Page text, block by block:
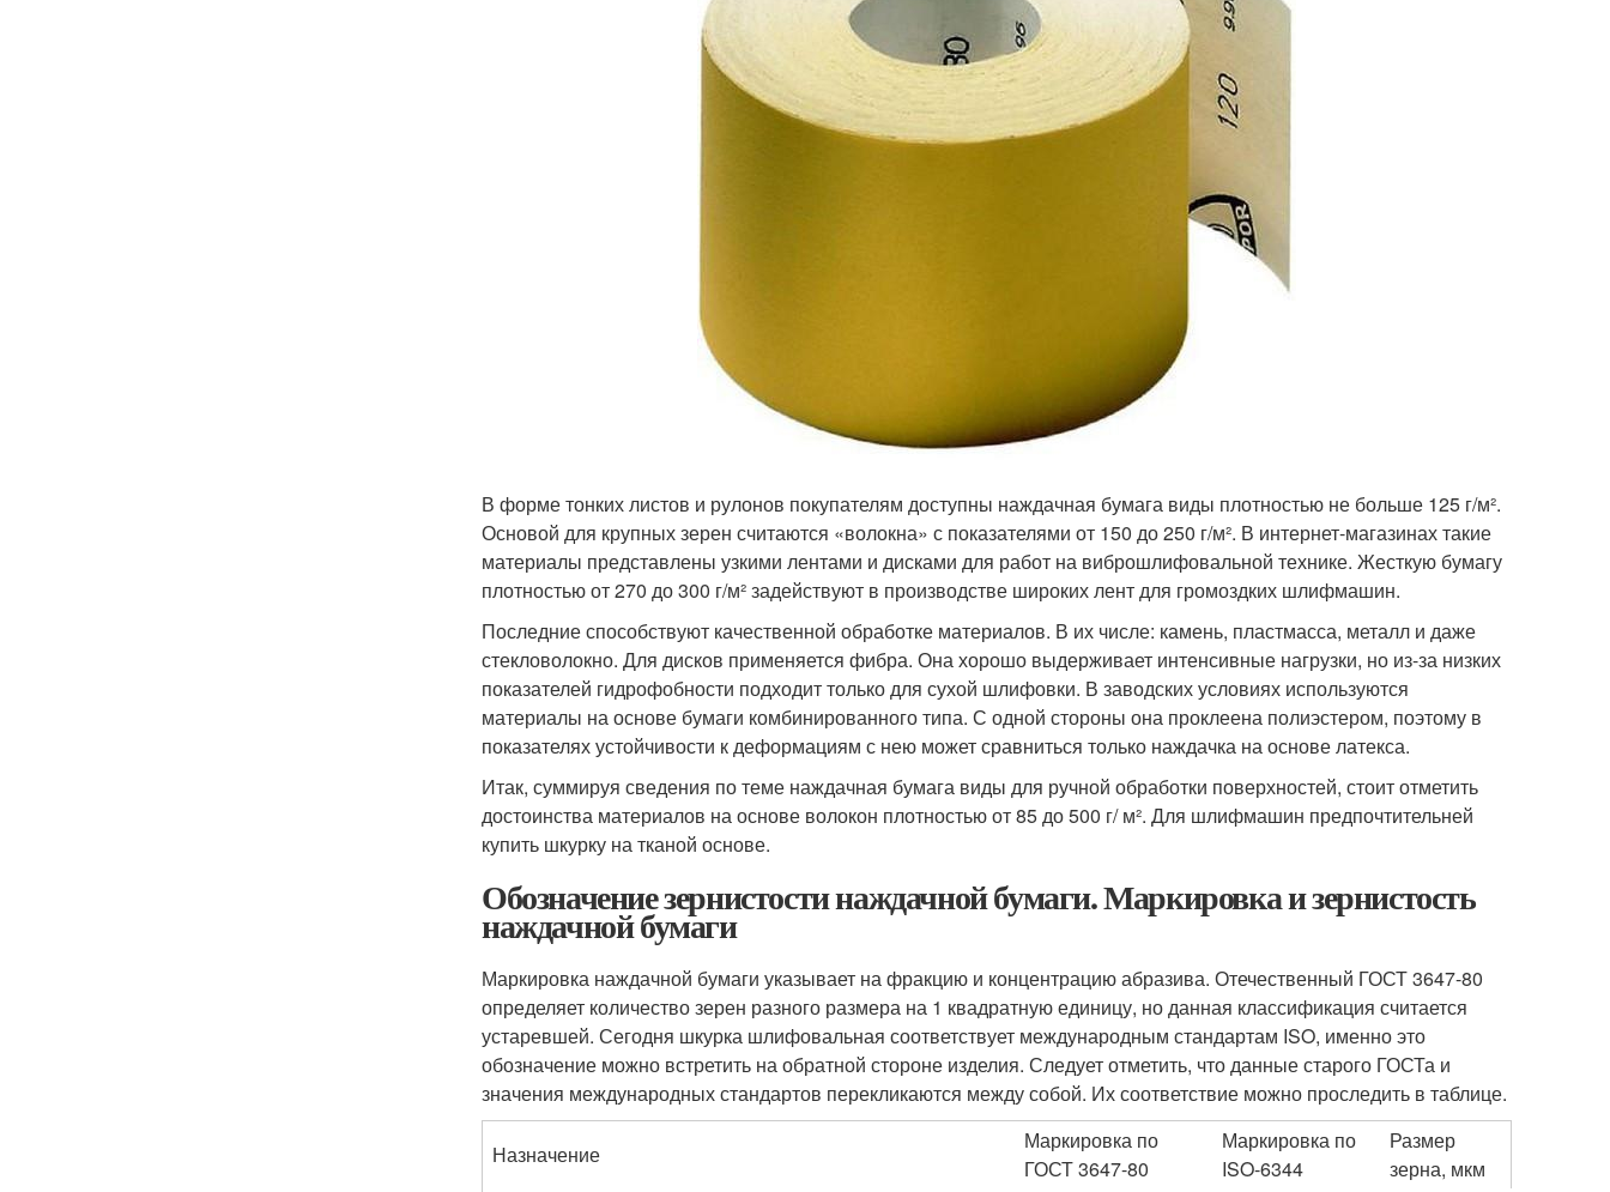
В форме тонких листов и рулонов покупателям доступны наждачная бумага виды плотностью не больше 125 г/м².
Основой для крупных зерен считаются «волокна» с показателями от 150 до 250 г/м². В интернет-магазинах такие
материалы представлены узкими лентами и дисками для работ на виброшлифовальной технике. Жесткую бумагу
плотностью от 270 до 300 г/м² задействуют в производстве широких лент для громоздких шлифмашин.
Последние способствуют качественной обработке материалов. В их числе: камень, пластмасса, металл и даже
стекловолокно. Для дисков применяется фибра. Она хорошо выдерживает интенсивные нагрузки, но из-за низких
показателей гидрофобности подходит только для сухой шлифовки. В заводских условиях используются
материалы на основе бумаги комбинированного типа. С одной стороны она проклеена полиэстером, поэтому в
показателях устойчивости к деформациям с нею может сравниться только наждачка на основе латекса.
Итак, суммируя сведения по теме наждачная бумага виды для ручной обработки поверхностей, стоит отметить
достоинства материалов на основе волокон плотностью от 85 до 500 г/ м². Для шлифмашин предпочтительней
купить шкурку на тканой основе.
Обозначение зернистости наждачной бумаги. Маркировка и зернистость
наждачной бумаги
Маркировка наждачной бумаги указывает на фракцию и концентрацию абразива. Отечественный ГОСТ 3647-80
определяет количество зерен разного размера на 1 квадратную единицу, но данная классификация считается
устаревшей. Сегодня шкурка шлифовальная соответствует международным стандартам ISO, именно это
обозначение можно встретить на обратной стороне изделия. Следует отметить, что данные старого ГОСТа и
значения международных стандартов перекликаются между собой. Их соответствие можно проследить в таблице.
Назначение
Маркировка по
ГОСТ 3647-80
Маркировка по
ISO-6344
Размер
зерна, мкм